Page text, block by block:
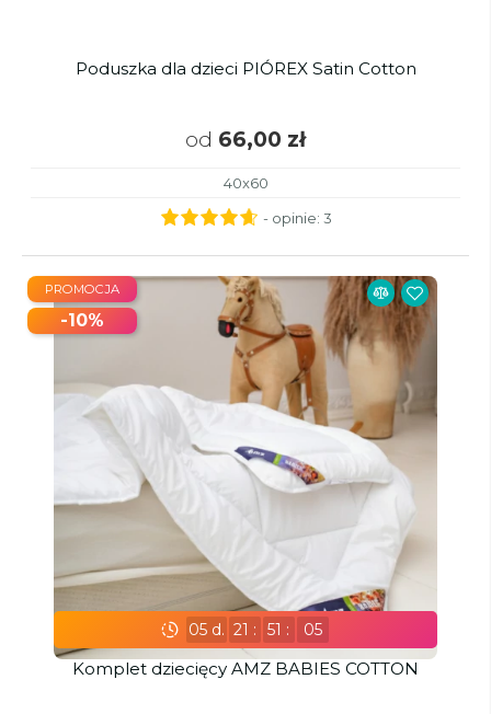
Poduszka dla dzieci PIÓREX Satin Cotton
od 66,00 zł
40x60
- opinie: 3
05d. 21 : 51 : 03
Komplet dziecięcy AMZ BABIES COTTON
PROMOCJA
-10%